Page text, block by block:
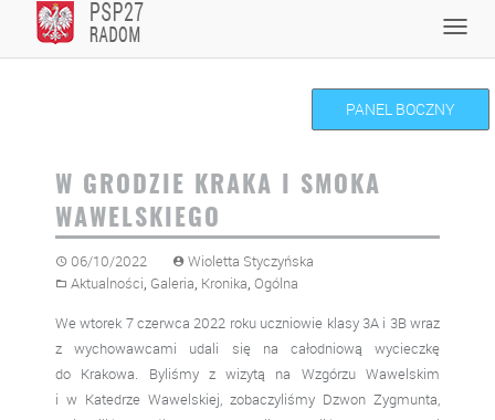
content
PANEL BOCZNY
W GRODZIE KRAKA I SMOKA
WAWELSKIEGO
06/10/2022
Wioletta Styczyńska
Aktualności, Galeria, Kronika, Ogólna
We wtorek 7 czerwca 2022 roku uczniowie klasy 3A i 3B wraz
z wychowawcami udali się na całodniową wycieczkę
do Krakowa. Byliśmy z wizytą na Wzgórzu Wawelskim
i w Katedrze Wawelskiej, zobaczyliśmy Dzwon Zygmunta,